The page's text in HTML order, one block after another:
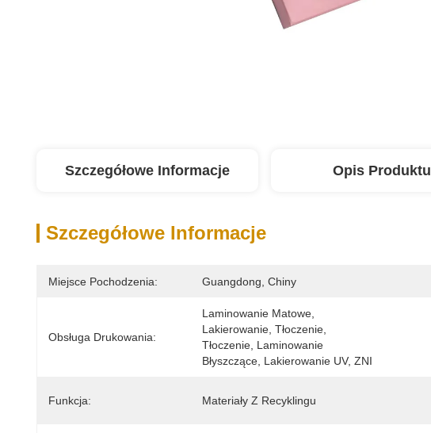
Szczegółowe Informacje Opis Produktu
Szczegółowe Informacje
Miejsce Pochodzenia: Guangdong, Chiny
Obsługa Drukowania:
Laminowanie Matowe,
Lakierowanie, Tłoczenie,
Tłoczenie, Laminowanie
Błyszczące, Lakierowanie UV, ZNI
Funkcja: Materiały Z Recyklingu